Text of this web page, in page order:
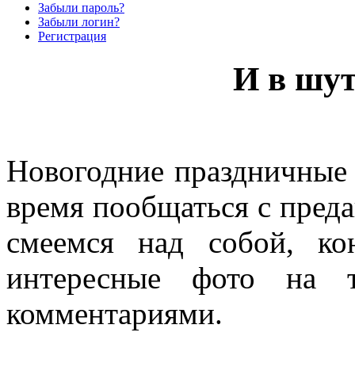
Забыли пароль?
Забыли логин?
Регистрация
И в
Новогодние
время пообщаться с
смеемся над собой,
интересные фото на
комментариями.